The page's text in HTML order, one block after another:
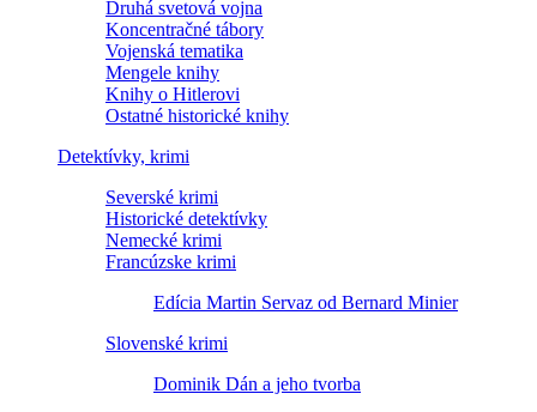
Druhá svetová vojna
Koncentračné tábory
Vojenská tematika
Mengele knihy
Knihy o Hitlerovi
Ostatné historické knihy
Detektívky, krimi
Severské krimi
Historické detektívky
Nemecké krimi
Francúzske krimi
Edícia Martin Servaz od Bernard Minier
Slovenské krimi
Dominik Dán a jeho tvorba